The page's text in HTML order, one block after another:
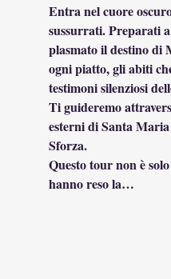
Entra nel cuore
sussurrati. Preparati
plasmato il destino di
ogni piatto, gli abiti
testimoni silenziosi
Ti guideremo
esterni di Santa
Sforza.
Questo tour non è
hanno reso la…